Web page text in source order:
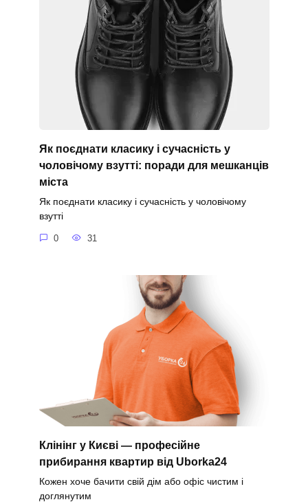
Як поєднати класику і сучасність у
чоловічому взутті: поради для мешканців
міста
Як поєднати класику і сучасність у чоловічому
взутті
0 31
Клінінг у Києві — професійне
прибирання квартир від Uborka24
Кожен хоче бачити свій дім або офіс чистим і
доглянутим